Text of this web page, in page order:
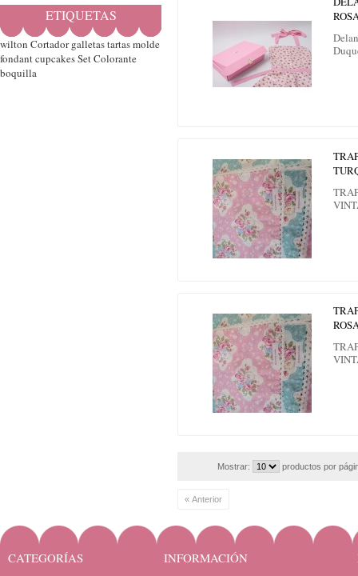
ETIQUETAS
wilton Cortador galletastartasmolde
fondantcupcakesSetColorante
boquilla
Mostrar: productos por
« Anterior
CATEGORÍAS INFORMACIÓN